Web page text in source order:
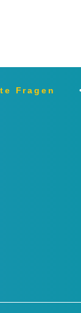
Fragen